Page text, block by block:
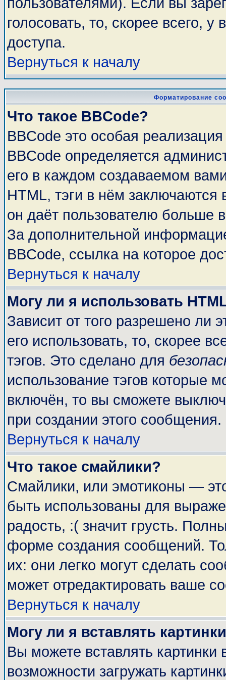
голосовать, то, скорее всего,
доступа.
Вернуться к началу
Форматирование
Что такое BBCode?
BBCode это особая
BBCode определяется
его в каждом создаваемом
HTML, тэги в нём заключаются
он даёт пользователю больше
За дополнительной
BBCode, ссылка на которое
Вернуться к началу
Могу ли я использовать
Зависит от того разрешено ли
его использовать, то, скорее
тэгов. Это сделано для
использование тэгов которые
включён, то вы сможете
при создании этого сообщения.
Вернуться к началу
Что такое смайлики?
Смайлики, или эмотиконы —
быть использованы для
радость, :( значит грусть.
форме создания сообщений.
их: они легко могут сделать
может отредактировать ваше
Вернуться к началу
Могу ли я вставлять
Вы можете вставлять
возможности загружать